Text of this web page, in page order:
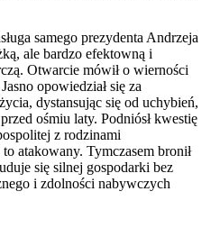
samego prezydenta Andrzeja
ale bardzo efektowną i
Otwarcie mówił o wierności
opowiedział się za
dystansując się od uchybień,
ośmiu laty. Podniósł kwestię
z rodzinami
atakowany. Tymczasem bronił
się silnej gospodarki bez
i zdolności nabywczych